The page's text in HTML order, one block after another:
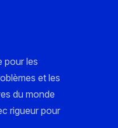
pour les
et les
du monde
rigueur pour